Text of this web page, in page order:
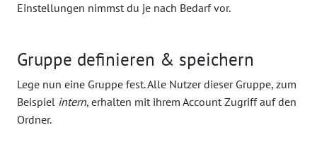
Einstellungen nimmst du je nach Bedarf vor.
Gruppe definieren & speichern
Lege nun eine Gruppe fest. Alle Nutzer dieser Gruppe, zum
Beispiel intern, erhalten mit ihrem Account Zugriff auf den
Ordner.